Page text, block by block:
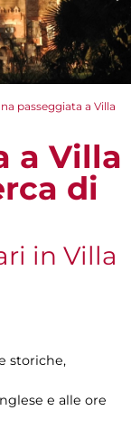
passeggiata a Villa
a Villa
di
in Villa
storiche,
e alle ore